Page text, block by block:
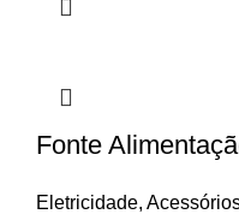
Fonte
Eletricidade,